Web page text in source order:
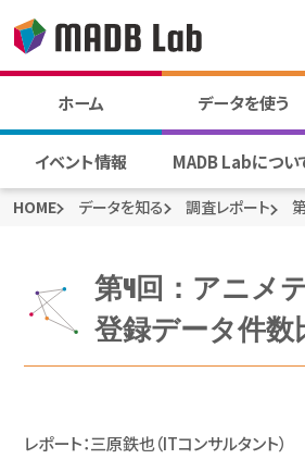
ホーム データを使う
イベント情報 MADB Labについ
HOME データを知る 調査レポート
第4回：アニメ
登録データ件数
レポート：三原鉄也（ITコンサルタント）